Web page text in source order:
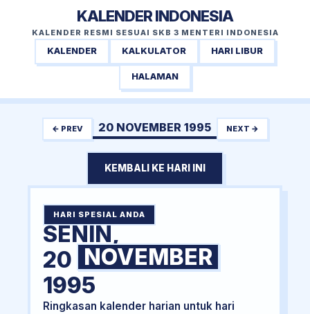
KALENDER INDONESIA
KALENDER RESMI SESUAI SKB 3 MENTERI INDONESIA
KALENDER KALKULATOR HARI LIBUR
HALAMAN
← PREV 20 NOVEMBER 1995 NEXT →
KEMBALI KE HARI INI
HARI SPESIAL ANDA
SENIN,
20 NOVEMBER
1995
Ringkasan kalender harian untuk hari